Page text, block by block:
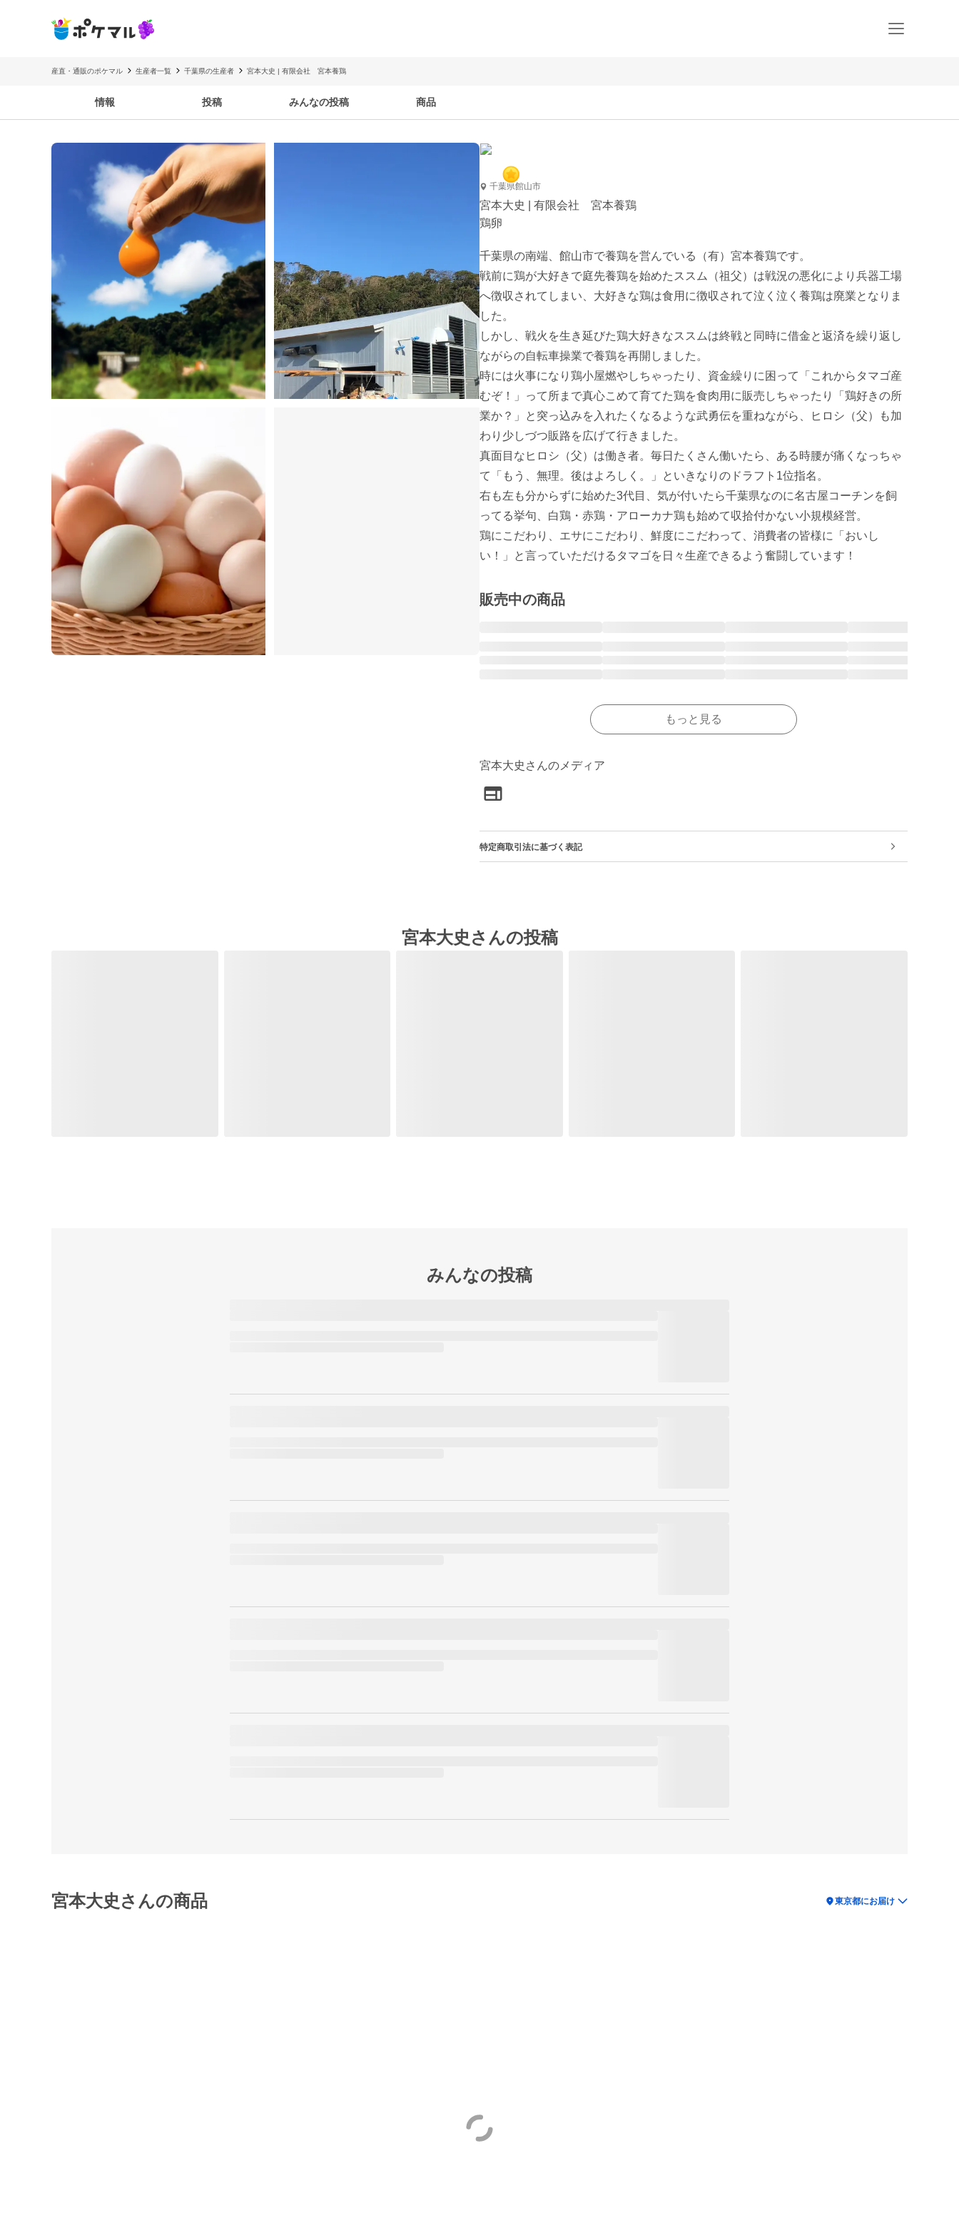
産直・通販のポケマル 生産者一覧 千葉県の生産者 宮本大史 | 有限会社 宮本養鶏
情報 投稿 みんなの投稿 商品
千葉県館山市
宮本大史 | 有限会社 宮本養鶏
鶏卵
千葉県の南端、館山市で養鶏を営んでいる（有）宮本養鶏です。
戦前に鶏が大好きで庭先養鶏を始めたススム（祖父）は戦況の悪化により兵器工場
へ徴収されてしまい、大好きな鶏は食用に徴収されて泣く泣く養鶏は廃業となりま
した。
しかし、戦火を生き延びた鶏大好きなススムは終戦と同時に借金と返済を繰り返し
ながらの自転車操業で養鶏を再開しました。
時には火事になり鶏小屋燃やしちゃったり、資金繰りに困って「これからタマゴ産
むぞ！」って所まで真心こめて育てた鶏を食肉用に販売しちゃったり「鶏好きの所
業か？」と突っ込みを入れたくなるような武勇伝を重ねながら、ヒロシ（父）も加
わり少しづつ販路を広げて行きました。
真面目なヒロシ（父）は働き者。毎日たくさん働いたら、ある時腰が痛くなっちゃ
て「もう、無理。後はよろしく。」といきなりのドラフト1位指名。
右も左も分からずに始めた3代目、気が付いたら千葉県なのに名古屋コーチンを飼
ってる挙句、白鶏・赤鶏・アローカナ鶏も始めて収拾付かない小規模経営。
鶏にこだわり、エサにこだわり、鮮度にこだわって、消費者の皆様に「おいし
い！」と言っていただけるタマゴを日々生産できるよう奮闘しています！
販売中の商品
もっと見る
宮本大史さんのメディア
特定商取引法に基づく表記
宮本大史さんの投稿
みんなの投稿
宮本大史さんの商品 location_on東京都にお届け